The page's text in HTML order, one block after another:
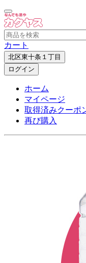
カート
北区東十条１丁目
ログイン
ホーム
マイページ
取得済みクーポ
再び購入